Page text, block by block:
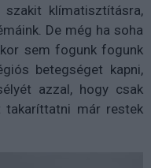
klímatisztításra,
De még ha soha
sem fogunk fogunk
betegséget kapni,
azzal, hogy csak
takaríttatni már restek